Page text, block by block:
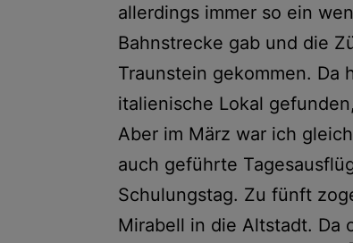
allerdings immer so ein
Bahnstrecke gab und die
Traunstein gekommen. Da
italienische Lokal
Aber im März war ich
auch geführte
Schulungstag. Zu fünft
Mirabell in die Altstadt. Da